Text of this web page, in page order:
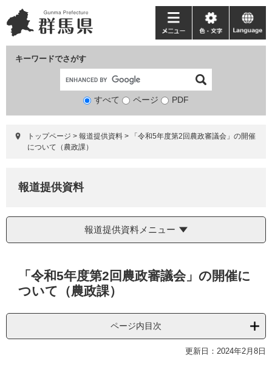
ー
ジ
ニ
ュ
て
キーワードでさがす
検
象
すべて ページ PDF
メ
ニ
ー
色・
文
language
トップページ > 報道提供資料 >
「令和5年度第2回農政審議会」の開催
について（農政課）
報道提供資料
報道提供資料メニュー
「令和5年度第2回農政審議会」の開催に
ついて（農政課）
ページ内目次
更新日：2024年2月8日